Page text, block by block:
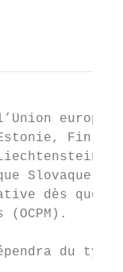
Estonie,
Slovaque,
dès que
du